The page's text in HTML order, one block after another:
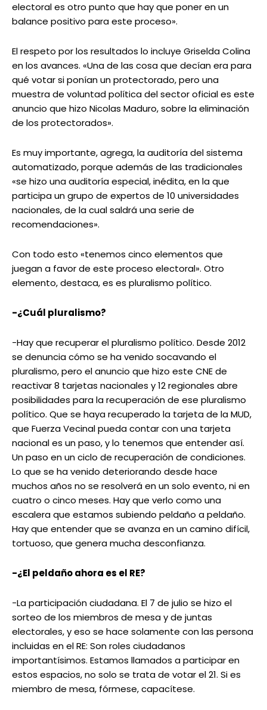
electoral es otro punto que hay que poner en un
balance positivo para este proceso».
El respeto por los resultados lo incluye Griselda Colina
en los avances. «Una de las cosa que decían era para
qué votar si ponían un protectorado, pero una
muestra de voluntad política del sector oficial es este
anuncio que hizo Nicolas Maduro, sobre la eliminación
de los protectorados».
Es muy importante, agrega, la auditoría del sistema
automatizado, porque además de las tradicionales
«se hizo una auditoría especial, inédita, en la que
participa un grupo de expertos de 10 universidades
nacionales, de la cual saldrá una serie de
recomendaciones».
Con todo esto «tenemos cinco elementos que
juegan a favor de este proceso electoral». Otro
elemento, destaca, es es pluralismo político.
-¿Cuál pluralismo?
-Hay que recuperar el pluralismo político. Desde 2012
se denuncia cómo se ha venido socavando el
pluralismo, pero el anuncio que hizo este CNE de
reactivar 8 tarjetas nacionales y 12 regionales abre
posibilidades para la recuperación de ese pluralismo
político. Que se haya recuperado la tarjeta de la MUD,
que Fuerza Vecinal pueda contar con una tarjeta
nacional es un paso, y lo tenemos que entender así.
Un paso en un ciclo de recuperación de condiciones.
Lo que se ha venido deteriorando desde hace
muchos años no se resolverá en un solo evento, ni en
cuatro o cinco meses. Hay que verlo como una
escalera que estamos subiendo peldaño a peldaño.
Hay que entender que se avanza en un camino difícil,
tortuoso, que genera mucha desconfianza.
-¿El peldaño ahora es el RE?
-La participación ciudadana. El 7 de julio se hizo el
sorteo de los miembros de mesa y de juntas
electorales, y eso se hace solamente con las persona
incluidas en el RE: Son roles ciudadanos
importantísimos. Estamos llamados a participar en
estos espacios, no solo se trata de votar el 21. Si es
miembro de mesa, fórmese, capacítese.